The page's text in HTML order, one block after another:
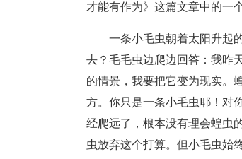
才能有作为》这篇文章中的一
一条小毛虫朝着太阳升起
去？毛毛虫边爬边回答：我昨
的情景，我要把它变为现实。
方。你只是一条小毛虫耶！对
经爬远了，根本没有理会蝗虫
虫放弃这个打算。但小毛虫始